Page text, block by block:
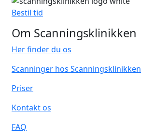
Bestil tid
Om Scanningsklinikken
Her finder du os
Scanninger hos Scanningsklinikken
Priser
Kontakt os
FAQ